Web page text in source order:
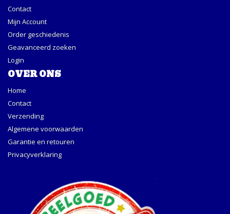
Contact
Mijn Account
Order geschiedenis
Geavanceerd zoeken
Login
OVER ONS
Home
Contact
Verzending
Algemene voorwaarden
Garantie en retouren
Privacyverklaring